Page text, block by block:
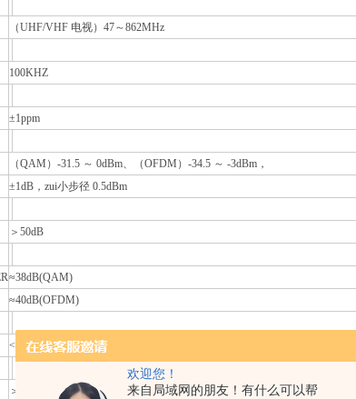
欢迎您！
来自局域网的朋友！有什么可以帮
（UHF/VHF 电视）47～862MHz
100KHZ
±1ppm
（QAM）-31.5 ～ 0dBm、（OFDM）-34.5 ～ -3dBm，
±1dB，zui小步径 0.5dBm
＞50dB
≈38dB(QAM)
≈40dB(OFDM)
<-90dBc @ 10 kHz
＞15dB